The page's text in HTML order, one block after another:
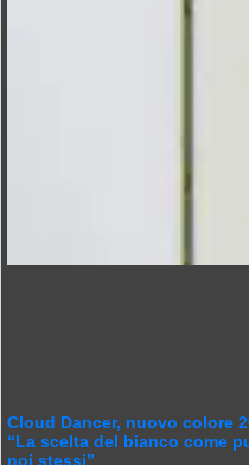
Cloud Dancer, nuovo colore
“La scelta del bianco come
noi stessi”